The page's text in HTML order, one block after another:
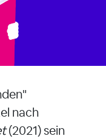
nach
(2021) sein